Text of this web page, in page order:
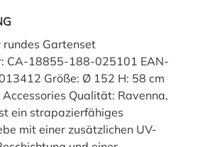
Gartenset
CA-18855-188-025101 EAN-
Größe: Ø 152 H: 58 cm
Qualität: Ravenna,
ein strapazierfähiges
mit einer zusätzlichen UV-